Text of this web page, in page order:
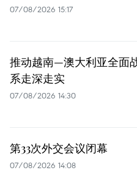
07/08/2026 15:17
推动越南—澳大利亚全面
系走深走实
07/08/2026 14:30
第33次外交会议闭幕
07/08/2026 14:08